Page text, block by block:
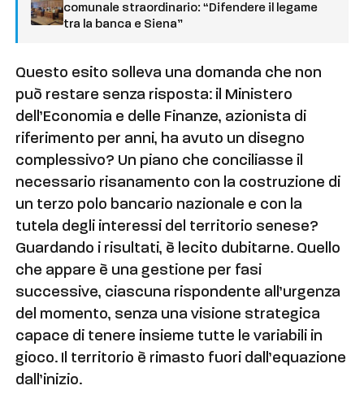
comunale straordinario: “Difendere il legame
tra la banca e Siena”
Questo esito solleva una domanda che non
può restare senza risposta: il Ministero
dell’Economia e delle Finanze, azionista di
riferimento per anni, ha avuto un disegno
complessivo? Un piano che conciliasse il
necessario risanamento con la costruzione di
un terzo polo bancario nazionale e con la
tutela degli interessi del territorio senese?
Guardando i risultati, è lecito dubitarne. Quello
che appare è una gestione per fasi
successive, ciascuna rispondente all’urgenza
del momento, senza una visione strategica
capace di tenere insieme tutte le variabili in
gioco. Il territorio è rimasto fuori dall’equazione
dall’inizio.